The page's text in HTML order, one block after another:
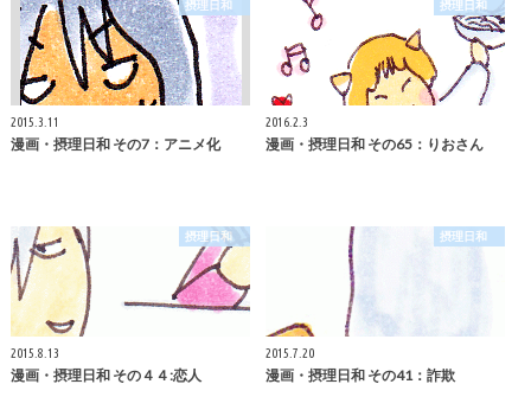
摂理日和
2015.3.11
漫画・摂理日和 その7：アニメ化
摂理日和
2016.2.3
漫画・摂理日和 その65：りおさん
摂理日和
2015.8.13
漫画・摂理日和 その４４:恋人
摂理日和
2015.7.20
漫画・摂理日和 その41：詐欺